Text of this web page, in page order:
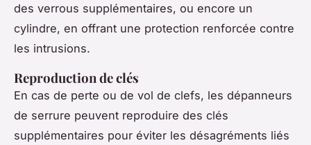
des verrous supplémentaires, ou encore un
cylindre, en offrant une protection renforcée contre
les intrusions.
Reproduction de clés
En cas de perte ou de vol de clefs, les dépanneurs
de serrure peuvent reproduire des clés
supplémentaires pour éviter les désagréments liés